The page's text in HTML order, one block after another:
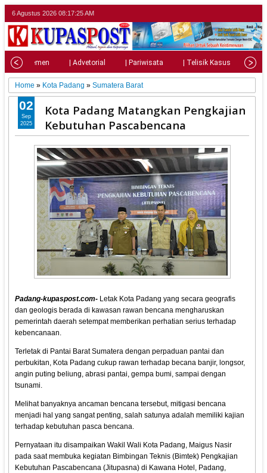
6 Agustus 2026 08:17:26 AM
| Parlemen | Advetorial | Pariwisata | Telisik Kasus |
Home » Kota Padang »Sumatera Barat
Kota Padang Matangkan Pengkajian
Kebutuhan Pascabencana
Padang-kupaspost.com- Letak Kota Padang yang secara geografis
dan geologis berada di kawasan rawan bencana mengharuskan
pemerintah daerah setempat memberikan perhatian serius terhadap
kebencanaan.
Terletak di Pantai Barat Sumatera dengan perpaduan pantai dan
perbukitan, Kota Padang cukup rawan terhadap becana banjir, longsor,
angin puting beliung, abrasi pantai, gempa bumi, sampai dengan
tsunami.
Melihat banyaknya ancaman bencana tersebut, mitigasi bencana
menjadi hal yang sangat penting, salah satunya adalah memiliki kajian
terhadap kebutuhan pasca bencana.
Pernyataan itu disampaikan Wakil Wali Kota Padang, Maigus Nasir
pada saat membuka kegiatan Bimbingan Teknis (Bimtek) Pengkajian
Kebutuhan Pascabencana (Jitupasna) di Kawana Hotel, Padang,
02
Sep
2025